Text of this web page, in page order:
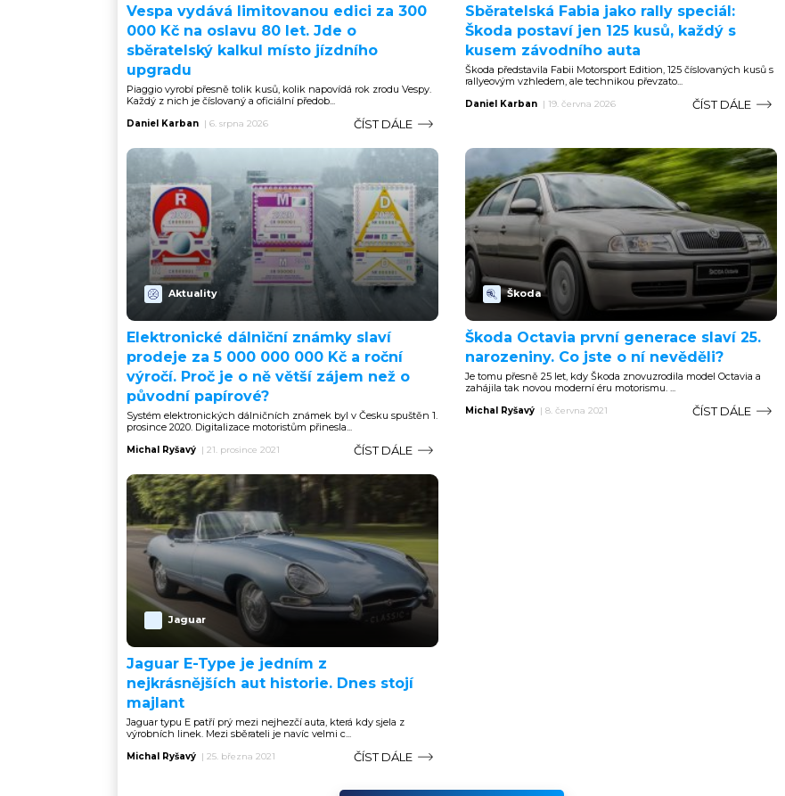
Vespa vydává limitovanou edici za 300
000 Kč na oslavu 80 let. Jde o
sběratelský kalkul místo jízdního
upgradu
Piaggio vyrobí přesně tolik kusů, kolik napovídá rok zrodu Vespy.
Každý z nich je číslovaný a oficiální předob...
Daniel Karban | 6. srpna 2026 ČÍST DÁLE
Sběratelská Fabia jako rally speciál:
Škoda postaví jen 125 kusů, každý s
kusem závodního auta
Škoda představila Fabii Motorsport Edition, 125 číslovaných kusů s
rallyeovým vzhledem, ale technikou převzato...
Daniel Karban | 19. června 2026 ČÍST DÁLE
Aktuality
Elektronické dálniční známky slaví
prodeje za 5 000 000 000 Kč a roční
výročí. Proč je o ně větší zájem než o
původní papírové?
Systém elektronických dálničních známek byl v Česku spuštěn 1.
prosince 2020. Digitalizace motoristům přinesla...
Michal Ryšavý | 21. prosince 2021 ČÍST DÁLE
Škoda
Škoda Octavia první generace slaví 25.
narozeniny. Co jste o ní nevěděli?
Je tomu přesně 25 let, kdy Škoda znovuzrodila model Octavia a
zahájila tak novou moderní éru motorismu. ...
Michal Ryšavý | 8. června 2021 ČÍST DÁLE
Jaguar
Jaguar E-Type je jedním z
nejkrásnějších aut historie. Dnes stojí
majlant
Jaguar typu E patří prý mezi nejhezčí auta, která kdy sjela z
výrobních linek. Mezi sběrateli je navíc velmi c...
Michal Ryšavý | 25. března 2021 ČÍST DÁLE